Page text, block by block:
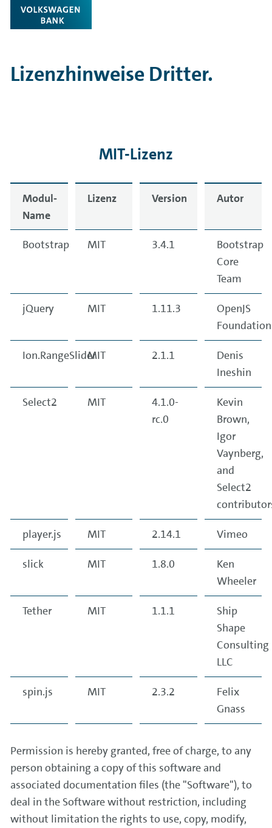
Lizenzhinweise Dritter.
MIT-Lizenz
Modul-
Name
Lizenz Version Autor
Bootstrap MIT 3.4.1
Bootstrap
Core
Team
jQuery MIT 1.11.3
OpenJS
Foundation
Ion.RangeSliderMIT 2.1.1
Denis
Ineshin
Select2 MIT
4.1.0-
rc.0
Kevin
Brown,
Igor
Vaynberg,
and
Select2
player.js MIT 2.14.1 Vimeo
slick MIT 1.8.0
Ken
Wheeler
Tether MIT 1.1.1
Ship
Shape
Consulting
LLC
spin.js MIT 2.3.2
Felix
Gnass
Permission is hereby granted, free of charge, to any
person obtaining a copy of this software and
associated documentation files (the "Software"), to
deal in the Software without restriction, including
without limitation the rights to use, copy, modify,